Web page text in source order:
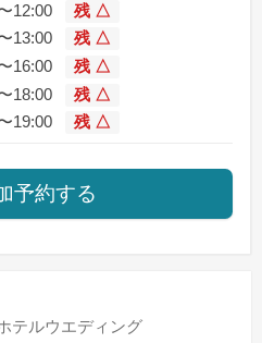
12:00
残 △
13:00
残 △
16:00
残 △
18:00
残 △
19:00 残 △
予約する
テルウエディング